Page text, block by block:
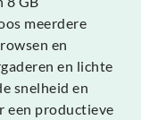
meerdere
en
en lichte
snelheid en
een productieve